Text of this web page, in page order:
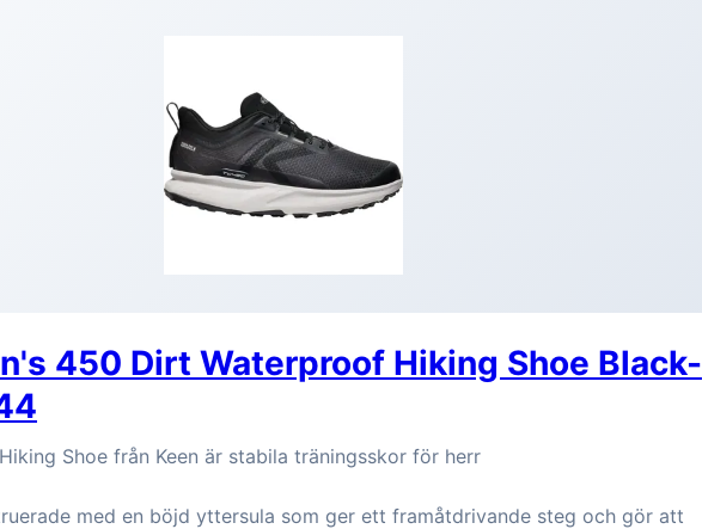
450 Dirt Waterproof Hiking Shoe Black-
Shoe från Keen är stabila träningsskor för herr
med en böjd yttersula som ger ett framåtdrivande steg och gör att